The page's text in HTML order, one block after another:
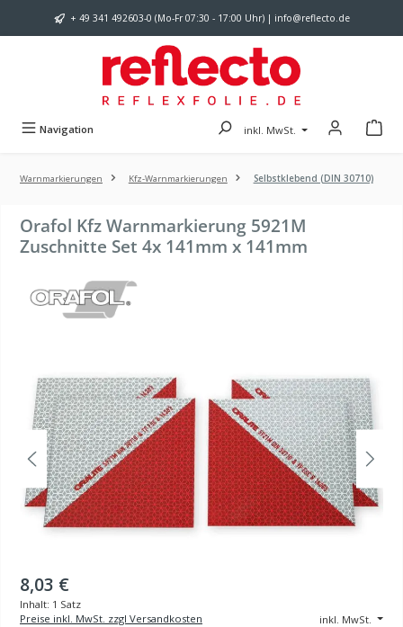
Zum Hauptinhalt springen
+ 49 341 492603-0 (Mo-Fr 07:30 - 17:00 Uhr) | info@reflecto.de
Navigation inkl. MwSt.
Warnmarkierungen Kfz-Warnmarkierungen Selbstklebend (DIN 30710)
Orafol Kfz Warnmarkierung 5921M
Zuschnitte Set 4x 141mm x 141mm
8,03 €
Inhalt: 1 Satz
inkl. MwSt.
Preise inkl. MwSt. zzgl Versandkosten